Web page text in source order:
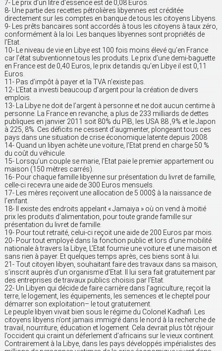
7- Le prix d’un litre d’essence est de 0,08 Euros.
8- Une partie des recettes pétrolières libyennes est créditée
directement sur les comptes en banque de tous les citoyens Libyens.
9- Les prêts bancaires sont accordés à tous les citoyens à taux zéro,
conformément à la loi. Les banques libyennes sont propriétés de
l’Etat.
10- Le niveau de vie en Libye est 100 fois moins élevé qu’en France
car l’état subventionne tous les produits. Le prix d’une demi-baguette
en France est de 0,40 Euros, le prix de tandis qu’en Libye il est 0,11
Euros.
11- Pas d’impôt à payer et la TVA n’existe pas.
12- L’Etat a investi beaucoup d’argent pour la création de divers
emplois.
13- La Libye ne doit de l’argent à personne et ne doit aucun centime à
personne. La France en revanche, a plus de 233 milliards de dettes
publiques en janvier 2011 soit 80% du PIB, les USA 88 ,9% et le Japon
à 225, 8%. Ces déficits ne cessent d’augmenter, plongeant tous ces
pays dans une situation de crise économique latente depuis 2008
14- Quand un libyen achète une voiture, l’Etat prend en charge 50 %
du coût du véhicule.
15- Lorsqu’un couple se marie, l’Etat paie le premier appartement ou
maison (150 mètres carrés).
16- Pour chaque famille libyenne sur présentation du livret de famille,
celle-ci recevra une aide de 300 Euros mensuels.
17- Les mères reçoivent une allocation de 5 000$ à la naissance de
l’enfant.
18- Il existe des endroits appelant « Jamaiya » où on vend à moitié
prix les produits d’alimentation, pour toute grande famille sur
présentation du livret de famille.
19- Pour tout retraité, celui-ci reçoit une aide de 200 Euros par mois.
20- Pour tout employé dans la fonction public et lors d’une mobilité
nationale à travers la Libye, L’Etat fournie une voiture et une maison et
sans rien à payer. Et quelques temps après, ces biens sont à lui.
21- Tout citoyen libyen, souhaitant faire des travaux dans sa maison,
s’inscrit auprès d’un organisme d’Etat. Il lui sera fait gratuitement par
des entreprises de travaux publics choisis par l’Etat.
22- Un Libyen qui décide de faire carrière dans l’agriculture, reçoit la
terre, le logement, les équipements, les semences et le cheptel pour
démarrer son exploitation– le tout gratuitement.
Le peuple libyen vivait bien sous le régime du Colonel Kadhafi. Les
citoyens libyens n’ont jamais immigré dans le nord à la recherche de
travail, nourriture, éducation et logement. Cela devrait plus tôt réjouir
l’occident qui craint un déferlement d’africains sur le vieux continent.
Contrairement à la Libye, dans les pays développés impérialistes des